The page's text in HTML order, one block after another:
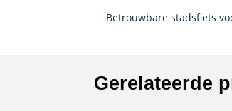
Betrouwbare stadsfiets
Gerelateerde